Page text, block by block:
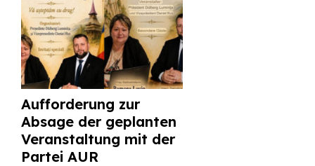
Aufforderung zur
Absage der geplanten
Veranstaltung mit der
Partei AUR